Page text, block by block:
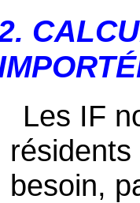
Les IF
besoin,